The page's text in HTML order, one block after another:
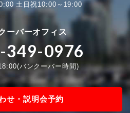
土日祝10:00～19:00
ーバーオフィス
349-0976
バンクーバー時間)
せ・説明会予約